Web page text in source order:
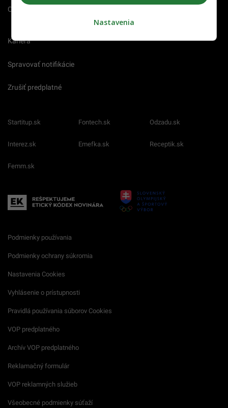
O nás
Kariéra
Spravovať notifikácie
Zrušiť predplatné
Startitup.sk Fontech.sk Odzadu.sk
Interez.sk Emefka.sk Receptik.sk
Femm.sk
Podmienky používania
Podmienky ochrany súkromia
Nastavenia Cookies
Vyhlásenie o prístupnosti
Pravidlá používania súborov Cookies
VOP predplatného
Archív VOP predplatného
Reklamačný formulár
VOP reklamných služieb
Všeobecné podmienky súťaží
Nastavenia